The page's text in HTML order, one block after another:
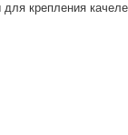
крепления